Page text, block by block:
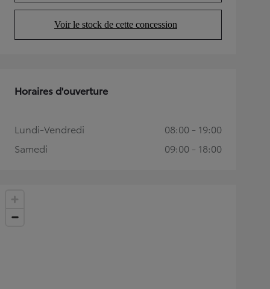
Voir le stock de cette concession
(Opens in new tab)
Horaires d'ouverture
Lundi-Vendredi
08:00 - 19:00
Samedi
09:00 - 18:00